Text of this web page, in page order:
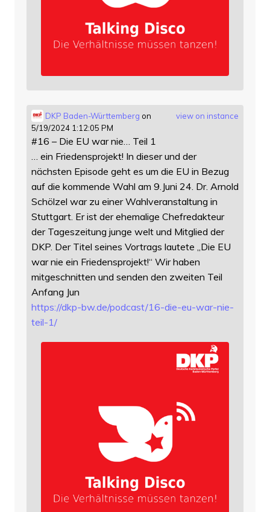
view on instance
DKP Baden-Württemberg on
5/19/2024 1:12:05 PM
#16 – Die EU war nie… Teil 1
… ein Friedensprojekt! In dieser und der
nächsten Episode geht es um die EU in Bezug
auf die kommende Wahl am 9.Juni 24. Dr. Arnold
Schölzel war zu einer Wahlveranstaltung in
Stuttgart. Er ist der ehemalige Chefredakteur
der Tageszeitung junge welt und Mitglied der
DKP. Der Titel seines Vortrags lautete „Die EU
war nie ein Friedensprojekt!“ Wir haben
mitgeschnitten und senden den zweiten Teil
Anfang Jun
https://dkp-bw.de/podcast/16-die-eu-war-nie-
teil-1/